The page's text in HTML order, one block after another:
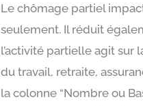
Le chômage partiel
seulement. Il réduit
l’activité partielle agit sur
du travail, retraite,
la colonne “Nombre ou